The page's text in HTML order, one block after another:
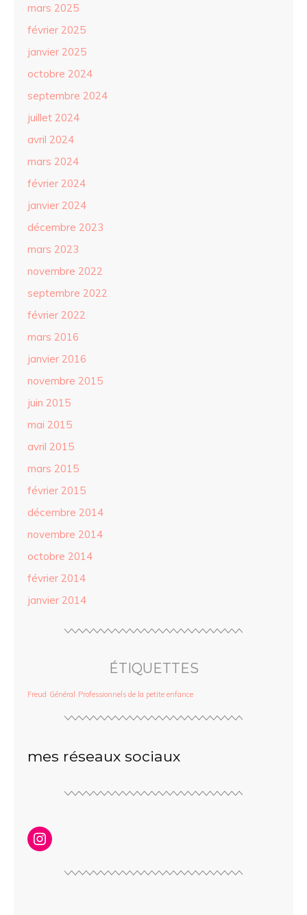
mars 2025
février 2025
janvier 2025
octobre 2024
septembre 2024
juillet 2024
avril 2024
mars 2024
février 2024
janvier 2024
décembre 2023
mars 2023
novembre 2022
septembre 2022
février 2022
mars 2016
janvier 2016
novembre 2015
juin 2015
mai 2015
avril 2015
mars 2015
février 2015
décembre 2014
novembre 2014
octobre 2014
février 2014
janvier 2014
ÉTIQUETTES
Freud Général Professionnels de la petite enfance
mes réseaux sociaux